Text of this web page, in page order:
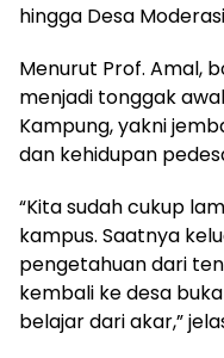
hingga Desa
Menurut Prof. Amal,
menjadi tonggak
Kampung, yakni
dan kehidupan
“Kita sudah cukup
kampus. Saatnya
pengetahuan dari
kembali ke desa
belajar dari akar,”